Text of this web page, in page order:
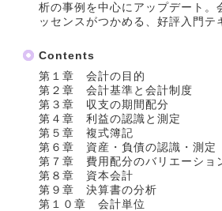
析の事例を中心にアップデート。
ッセンスがつかめる、好評入門テ
Contents
第１章 会計の目的
第２章 会計基準と会計制度
第３章 収支の期間配分
第４章 利益の認識と測定
第５章 複式簿記
第６章 資産・負債の認識・測定
第７章 費用配分のバリエーショ
第８章 資本会計
第９章 決算書の分析
第１０章 会計単位